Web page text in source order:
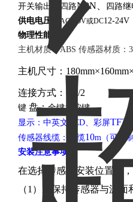
开关输出：四路NPN、
四路
供电电压
AC220V或DC12-
物理性能
主机材质：ABS
主机尺寸：
连接方式：G1/2
键 盘：全键盘按键
显示：中英文LCD、彩屏TFT
传感器线缆：线缆10m（可定
安装注意事项
在选择传感器安装位置时
（1）应保持传感器与泥